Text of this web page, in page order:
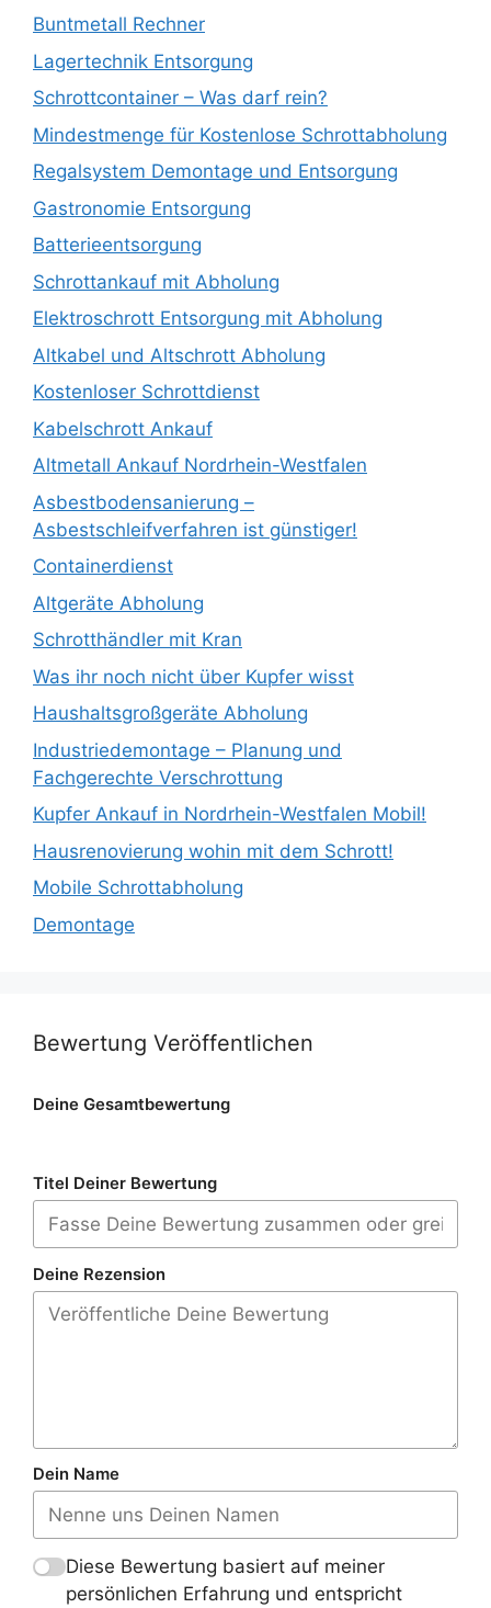
Buntmetall Rechner
Lagertechnik Entsorgung
Schrottcontainer – Was darf rein?
Mindestmenge für Kostenlose Schrottabholung
Regalsystem Demontage und Entsorgung
Gastronomie Entsorgung
Batterieentsorgung
Schrottankauf mit Abholung
Elektroschrott Entsorgung mit Abholung
Altkabel und Altschrott Abholung
Kostenloser Schrottdienst
Kabelschrott Ankauf
Altmetall Ankauf Nordrhein-Westfalen
Asbestbodensanierung –
Asbestschleifverfahren ist günstiger!
Containerdienst
Altgeräte Abholung
Schrotthändler mit Kran
Was ihr noch nicht über Kupfer wisst
Haushaltsgroßgeräte Abholung
Industriedemontage – Planung und
Fachgerechte Verschrottung
Kupfer Ankauf in Nordrhein-Westfalen Mobil!
Hausrenovierung wohin mit dem Schrott!
Mobile Schrottabholung
Demontage
Bewertung Veröffentlichen
Deine Gesamtbewertung
Titel Deiner Bewertung
Deine Rezension
Dein Name
Diese Bewertung basiert auf meiner
persönlichen Erfahrung und entspricht